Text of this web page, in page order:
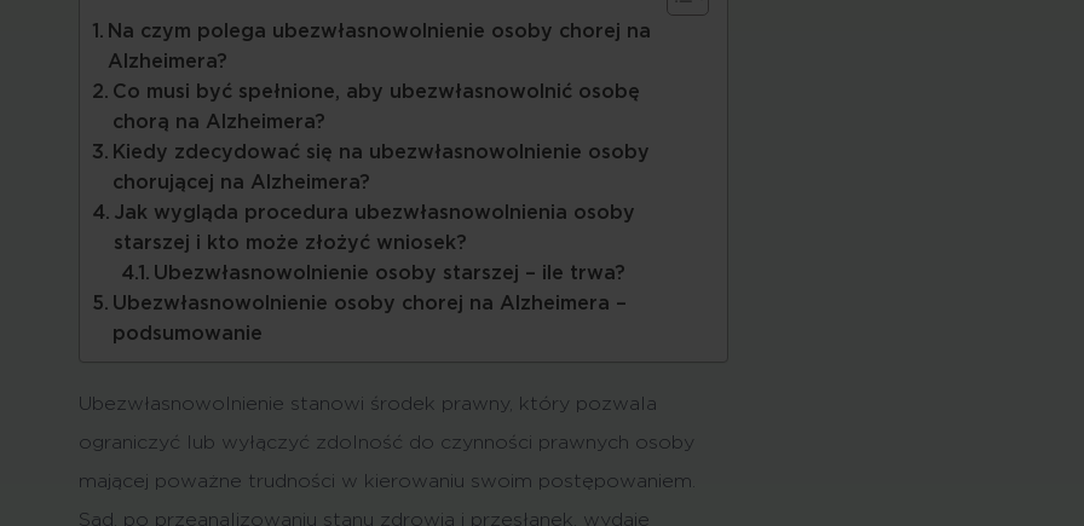
Na czym polega ubezwłasnowolnienie osoby chorej na
Alzheimera?
Co musi być spełnione, aby ubezwłasnowolnić osobę
chorą na Alzheimera?
Kiedy zdecydować się na ubezwłasnowolnienie osoby
chorującej na Alzheimera?
Jak wygląda procedura ubezwłasnowolnienia osoby
starszej i kto może złożyć wniosek?
Ubezwłasnowolnienie osoby starszej – ile trwa?
Ubezwłasnowolnienie osoby chorej na Alzheimera –
podsumowanie
Ubezwłasnowolnienie stanowi środek prawny, który pozwala
ograniczyć lub wyłączyć zdolność do czynności prawnych osoby
mającej poważne trudności w kierowaniu swoim postępowaniem.
Sąd, po przeanalizowaniu stanu zdrowia i przesłanek, wydaje